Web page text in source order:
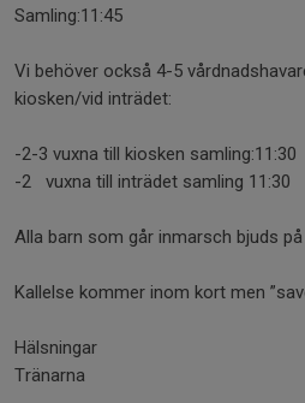
Samling:11:45
Vi behöver också 4-5
kiosken/vid inträdet:
-2-3 vuxna till kiosken samling:11:30
-2 vuxna till inträdet samling 11:30
Alla barn som går inmarsch bjuds
Kallelse kommer inom kort men
Hälsningar
Tränarna